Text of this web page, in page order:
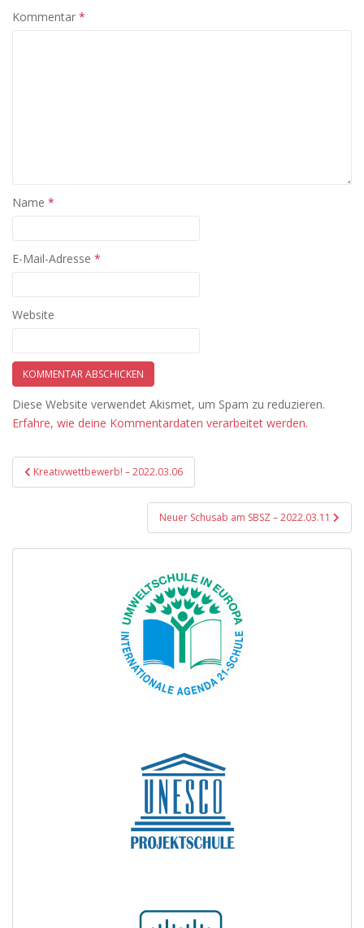
Kommentar *
Name *
E-Mail-Adresse *
Website
Diese Website verwendet Akismet, um Spam zu reduzieren.
Erfahre, wie deine Kommentardaten verarbeitet werden.
Beitragsnavigation
Kreativwettbewerb! – 2022.03.06
Neuer Schusab am SBSZ – 2022.03.11